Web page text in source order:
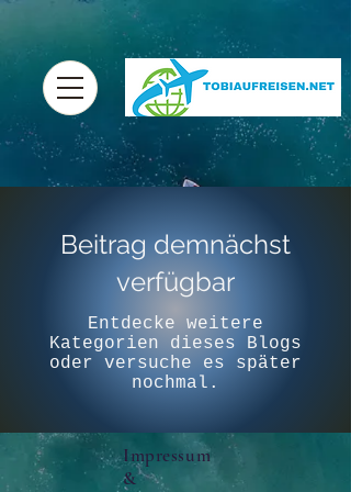
Beitrag demnächst
verfügbar
Entdecke weitere
Kategorien dieses Blogs
oder versuche es später
nochmal.
Impressum
&